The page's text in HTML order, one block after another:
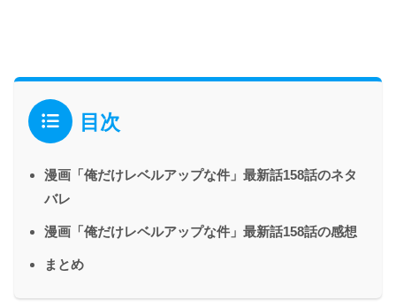
目次
漫画「俺だけレベルアップな件」最新話158話のネタ
バレ
漫画「俺だけレベルアップな件」最新話158話の感想
まとめ